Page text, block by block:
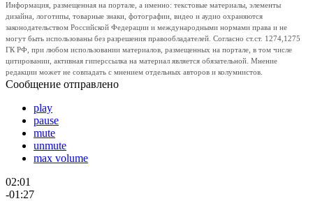
Информация, размещенная на портале, а именно: текстовые материалы, элементы
дизайна, логотипы, товарные знаки, фотографии, видео и аудио охраняются
законодательством Российской Федерации и международными нормами права и не
могут быть использованы без разрешения правообладателей. Согласно ст.ст. 1274,1275
ГК РФ, при любом использовании материалов, размещенных на портале, в том числе
цитировании, активная гиперссылка на материал является обязательной. Мнение
редакции может не совпадать с мнением отдельных авторов и колумнистов.
Сообщение отправлено
play
pause
mute
unmute
max volume
02:01
-01:27